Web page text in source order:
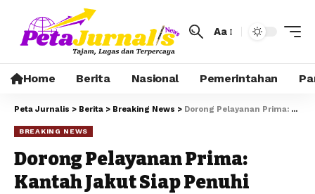
Aa
Home Berita Nasional Pemerintahan
Peta Jurnalis > Berita > Breaking News > Dorong Pelayanan Prima: Kantah Jakut Siap Penuhi Target Strategis
BREAKING NEWS
Dorong Pelayanan Prima:
Kantah Jakut Siap Penuhi